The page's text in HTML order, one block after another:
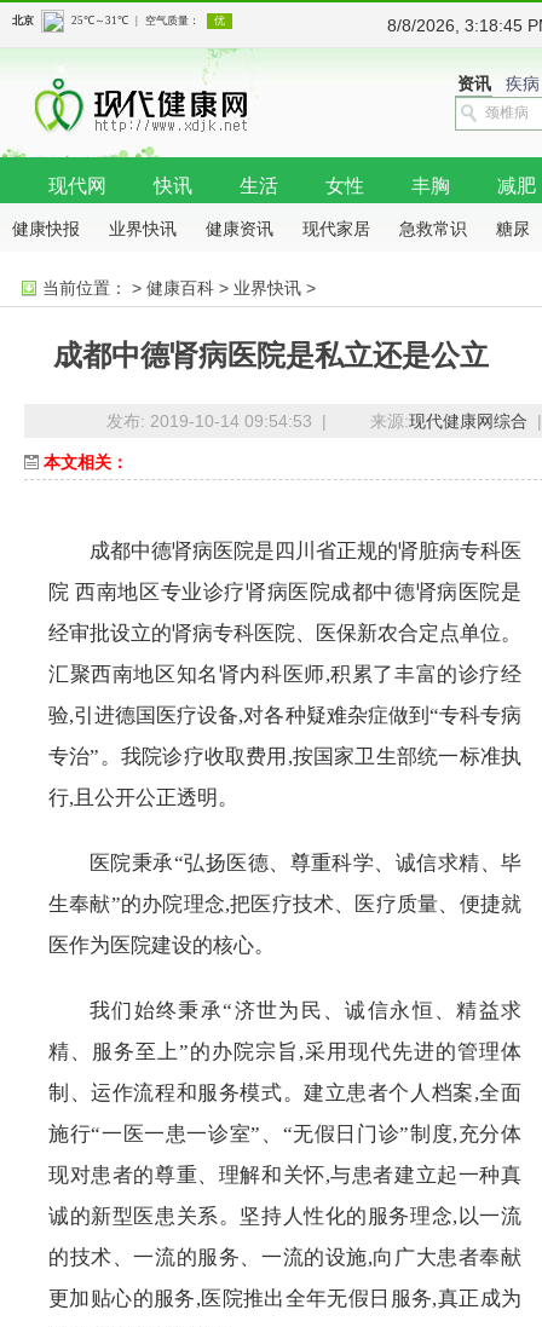
8/8/2026, 3:18:45
资讯 疾病
现代网 快讯 生活 女性 丰胸 减肥
健康快报 业界快讯 健康资讯 现代家居 急救常识 糖尿
抗癌
当前位置： > 健康百科 > 业界快讯 >
成都中德肾病医院是私立还是公立
发布: 2019-10-14 09:54:53 | 来源:现代健康网综合 |
本文相关：
成都中德肾病医院是四川省正规的肾脏病专科医
院 西南地区专业诊疗肾病医院成都中德肾病医院是
经审批设立的肾病专科医院、医保新农合定点单位。
汇聚西南地区知名肾内科医师,积累了丰富的诊疗经
验,引进德国医疗设备,对各种疑难杂症做到“专科专病
专治”。我院诊疗收取费用,按国家卫生部统一标准执
行,且公开公正透明。
医院秉承“弘扬医德、尊重科学、诚信求精、毕
生奉献”的办院理念,把医疗技术、医疗质量、便捷就
医作为医院建设的核心。
我们始终秉承“济世为民、诚信永恒、精益求
精、服务至上”的办院宗旨,采用现代先进的管理体
制、运作流程和服务模式。建立患者个人档案,全面
施行“一医一患一诊室”、“无假日门诊”制度,充分体
现对患者的尊重、理解和关怀,与患者建立起一种真
诚的新型医患关系。坚持人性化的服务理念,以一流
的技术、一流的服务、一流的设施,向广大患者奉献
更加贴心的服务,医院推出全年无假日服务,真正成为